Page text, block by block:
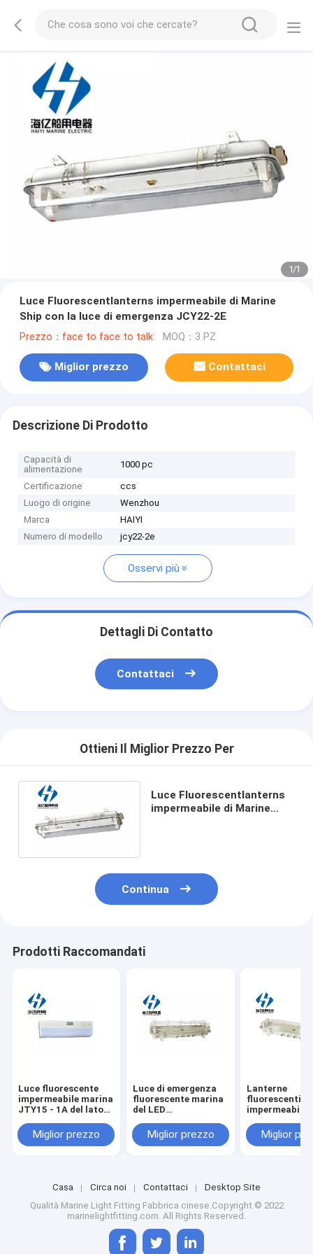
1/1
Luce Fluorescentlanterns impermeabile di Marine
Ship con la luce di emergenza JCY22-2E
Prezzo：face to face to talk MOQ：3 PZ
Miglior prezzo Contattaci
Descrizione Di Prodotto
Capacità di
alimentazione
1000 pc
Certificazione
ccs
Luogo di origine
Wenzhou
Marca
HAIYI
Numero di modello
jcy22-2e
Osservi più
Dettagli Di Contatto
Contattaci
Ottieni Il Miglior Prezzo Per
Luce Fluorescentlanterns
impermeabile di Marine
Continua
Prodotti Raccomandati
Luce fluorescente
impermeabile marina
JTY15 - 1A del lato
Fluorescent Light
IP20
Miglior prezzo
Luce di emergenza
fluorescente marina
del LED
Mesh Cover jcy24-
2ef
Miglior prezzo
Lanterne
fluorescenti
impermeabili
l'emergenza
2e
Miglior
Casa Circa noi Contattaci
Desktop Site
Qualità Marine Light Fitting Fabbrica cinese.Copyright © 2022
marinelightfitting.com. All Rights Reserved.